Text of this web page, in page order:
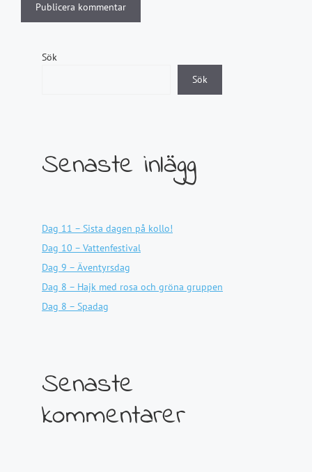
Sök
Sök
Senaste inlägg
Dag 11 – Sista dagen på kollo!
Dag 10 – Vattenfestival
Dag 9 – Äventyrsdag
Dag 8 – Hajk med rosa och gröna gruppen
Dag 8 – Spadag
Senaste
kommentarer